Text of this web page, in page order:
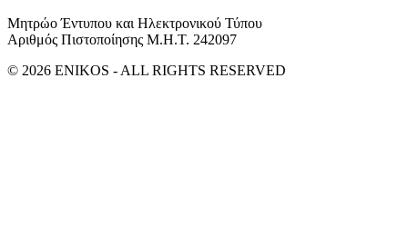
Μητρώο Έντυπου και Ηλεκτρονικού Τύπου
Αριθμός Πιστοποίησης Μ.Η.Τ. 242097
© 2026 ENIKOS - ALL RIGHTS RESERVED